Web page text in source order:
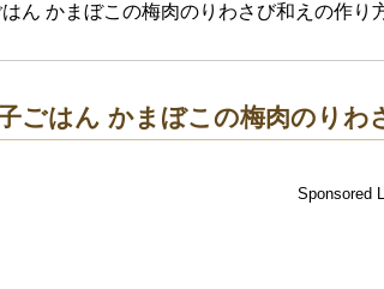
ん かまぼこの梅肉のりわさび和えの作り
ごはん かまぼこの梅肉のりわ
Sponsored